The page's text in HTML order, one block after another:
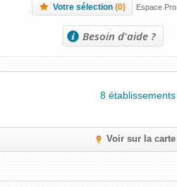
Votre sélection (0) Espace Pro
Besoin d'aide ?
8 établissements
Voir sur la carte